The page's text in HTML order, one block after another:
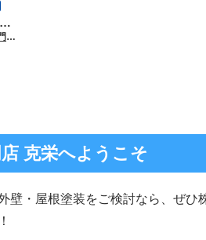
【常総市】外壁塗料の期待対応年数とは？ 常総市の外壁塗装専門克栄
常総市の皆さんこんにちわ 外壁塗装専門の克栄です。外壁塗料の紹介の際に、期待対応年数という言葉をよく聞きますがそもそも、外壁塗装の耐用年数とは何を指しているのか、ご説明していきたいと思います。 屋根・外壁塗料の期待対応年数とは 期待対応年数とは、数ある塗料メーカーが 各自に行うテストがありそのテストと言うのは、家の環境を模したセットを作り その中で独自で考えたテストを行います。テストの結果をまとめ、「どれほどの期間 効果を保つ事が可能なのか」を公表しているものです。塗料の期待対応年数は、文字通り期待できる年数となっておりますので、目あすとして考えておきましょう。性能・機能・色の持続力などは、メーカーよりも実際に塗料を使い施工をしている工務店や専門店等の塗装業者の方が詳しいですので、沢山のアドバイスを受けるようにしましょう。メーカーのカタログに記載されている対応年数と同じだけ性能が維持出来ると考えるのは間違えです。メーカーが独自のテストを行う際には、人工の太陽光を浴びせ 室内で検査を行います。その後は、各メーカーが試行錯誤をし 様々なテストを行いますが、あくまでも室内の試験となりますので、凍害や雨風・塩害・排気ガス等の影響が含まれていないため、テスト結果と、実際の環境下では必ずしも同じ結果になるとは限りません。対応年数は塗料のみの問題ではありません。施工品質や外壁材との相性、塗装を行うまでの工程(高圧洗浄やケレン作業等)をしっかりと行わなければ影響を受けます。 まとめ 例えば１０年の期待対応年数の塗料が ４、５年で能力が低下してしまうという事は外壁材との相性を考慮し、塗装工程をしっかりと行っていれば その様にあからさまな年数の低減をする事はありません。期待対応年数は、必ずしもメーカーが推奨している年数通りに 塗料の性能を発揮できる訳ではないという事、そして、実際のおおよその対応年数は 業者の方に聞く方が、確実だという事を覚えておいて頂きたいと思います。
克栄へようこそ
壁・屋根塗装をご検討なら、ぜひ